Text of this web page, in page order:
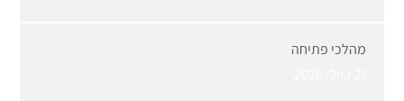
מהלכי פתיחה